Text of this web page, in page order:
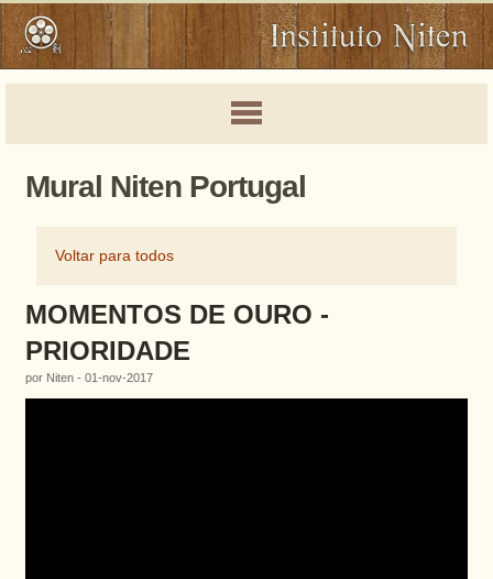
Mural Niten Portugal
Voltar para todos
MOMENTOS DE OURO -
PRIORIDADE
por Niten - 01-nov-2017